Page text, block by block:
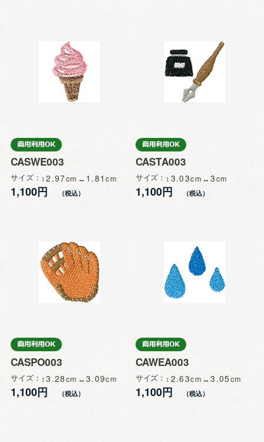
CASWE003
サイズ 2.97 1.81
1,100円
CASTA003
サイズ 3.03 3
1,100円
CASPO003
サイズ 3.28 3.09
1,100円
CAWEA003
サイズ 2.63 3.05
1,100円